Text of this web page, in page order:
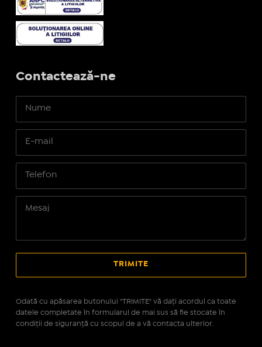
Contactează-ne
Odată cu apăsarea butonului "TRIMITE" vă daţi acordul ca toate
datele completate în formularul de mai sus să fie stocate în
condiţii de siguranţă cu scopul de a vă contacta ulterior.